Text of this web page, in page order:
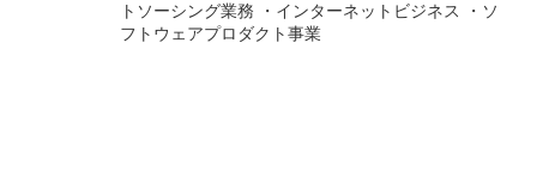
トソーシング業務 ・インターネットビジネス ・ソ
フトウェアプロダクト事業